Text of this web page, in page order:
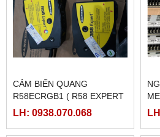
CẢM BIẾN QUANG
R58ECRGB1 ( R58 EXPERT
BANNER)
LH: 0938.070.068